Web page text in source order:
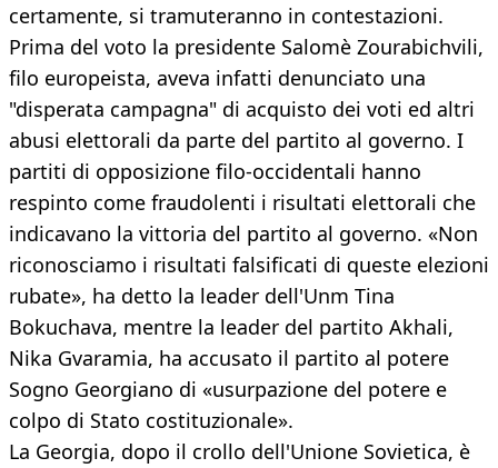
certamente, si tramuteranno in contestazioni.
Prima del voto la presidente Salomè Zourabichvili,
filo europeista, aveva infatti denunciato una
"disperata campagna" di acquisto dei voti ed altri
abusi elettorali da parte del partito al governo. I
partiti di opposizione filo-occidentali hanno
respinto come fraudolenti i risultati elettorali che
indicavano la vittoria del partito al governo. «Non
riconosciamo i risultati falsificati di queste elezioni
rubate», ha detto la leader dell'Unm Tina
Bokuchava, mentre la leader del partito Akhali,
Nika Gvaramia, ha accusato il partito al potere
Sogno Georgiano di «usurpazione del potere e
colpo di Stato costituzionale».
La Georgia, dopo il crollo dell'Unione Sovietica, è